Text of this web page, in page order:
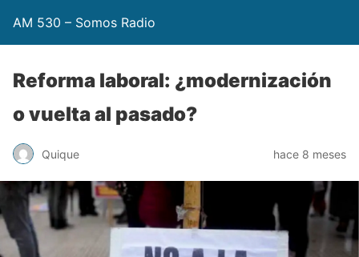
AM 530 – Somos Radio
Reforma laboral: ¿modernización
o vuelta al pasado?
Quique hace 8 meses